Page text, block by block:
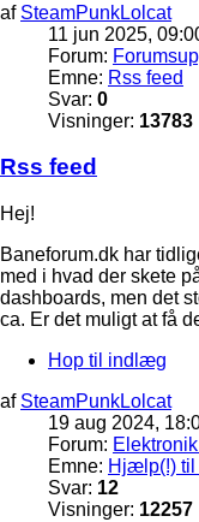
af SteamPunkLolcat
11 jun 2025,
Forum:
Emne: Rss feed
Svar: 0
Visninger: 13783
Rss feed
Hej!
Baneforum.dk har
med i hvad der skete
dashboards, men det
ca. Er det muligt at få
Hop til indlæg
af SteamPunkLolcat
19 aug 2024,
Forum:
Emne: Hjælp(!) til
Svar: 12
Visninger: 12257